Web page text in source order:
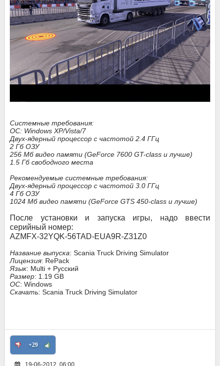
Системные требования:
ОС: Windows XP/Vista/7
Двух-ядерный процессор с частотой 2.4 ГГц
2 Гб ОЗУ
256 Мб видео памяти (GeForce 7600 GT-class и лучше)
1.5 Гб свободного места
Рекомендуемые системные требования:
Двух-ядерный процессор с частотой 3.0 ГГц
4 Гб ОЗУ
1024 Мб видео памяти (GeForce GTS 450-class и лучше)
После установки и запуска игры, надо ввести
серийный номер:
AZMFX-32YQK-56TAD-EUA9R-Z31Z0
Название выпуска: Scania Truck Driving Simulator
Лицензия: RePack
Язык: Multi + Русский
Размер: 1.19 GB
ОС: Windows
Скачать: Scania Truck Driving Simulator
+29
19-06-2012, 06:00